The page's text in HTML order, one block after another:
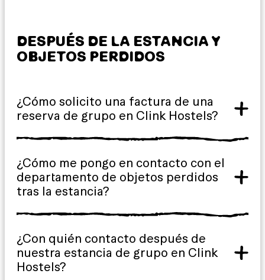
DESPUÉS DE LA ESTANCIA Y
OBJETOS PERDIDOS
¿Cómo solicito una factura de una
reserva de grupo en Clink Hostels?
¿Cómo me pongo en contacto con el
departamento de objetos perdidos
tras la estancia?
¿Con quién contacto después de
nuestra estancia de grupo en Clink
Hostels?